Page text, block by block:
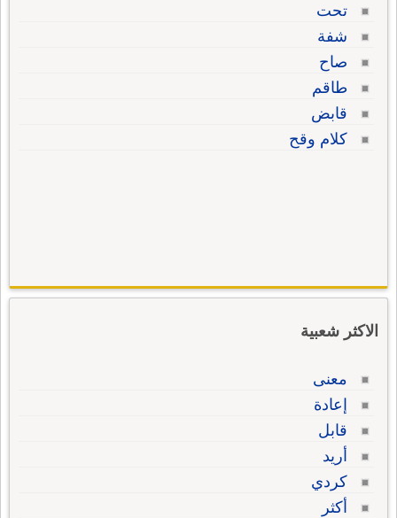
تحت
شفة
صاح
طاقم
قابض
كلام وقح
الاكثر شعبية
معنى
إعادة
قابل
أريد
كردي
أكثر